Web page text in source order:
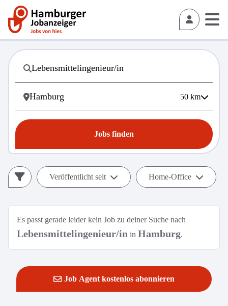
50 km
Jobs finden
Veröffentlicht seit Home-Office
Es passt gerade leider kein Job zu deiner Suche nach
Lebensmittelingenieur/in in Hamburg.
Job Agent kostenlos abonnieren